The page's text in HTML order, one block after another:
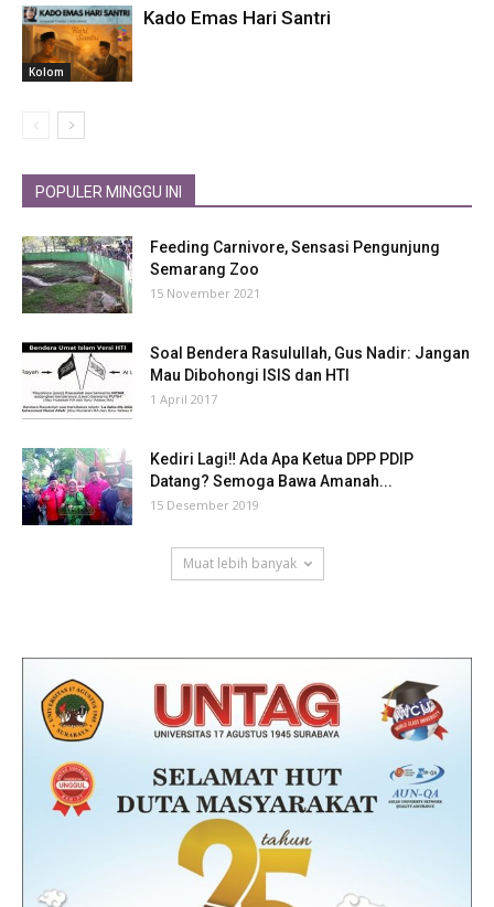
Kolom
Kado Emas Hari Santri
POPULER MINGGU INI
Feeding Carnivore, Sensasi Pengunjung
Semarang Zoo
15 November 2021
Soal Bendera Rasulullah, Gus Nadir: Jangan
Mau Dibohongi ISIS dan HTI
1 April 2017
Kediri Lagi‼ Ada Apa Ketua DPP PDIP
Datang? Semoga Bawa Amanah...
15 Desember 2019
Muat lebih banyak